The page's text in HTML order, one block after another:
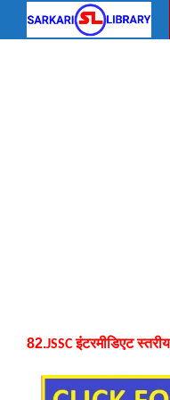
82.JSSC इंटरमीडिएट